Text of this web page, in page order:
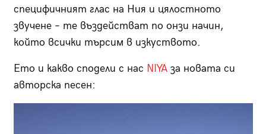
специфичният глас на Ния и цялостното
звучене – те въздействат по онзи начин,
който всички търсим в изкуството.
Ето и какво сподели с нас NIYAза новата си
авторска песен: